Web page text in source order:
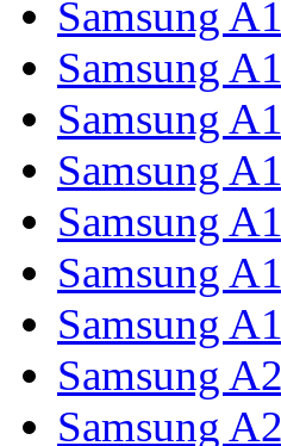
Samsung
Samsung
Samsung
Samsung
Samsung
Samsung
Samsung
Samsung
Samsung